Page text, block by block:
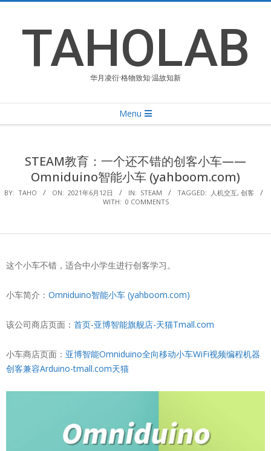
contentTAHOLAB
华月凌衍·格物致知·温故知新
Navigation
Menu
STEAM教育：一个还不错的创客小车——
Omniduino智能小车 (yahboom.com)
BY: TAHO ON: 2021年6月12日 IN: STEAM TAGGED: 人机交互, 创客
WITH: 0 COMMENTS
这个小车不错，适合中小学生进行创客学习。
小车简介： Omniduino智能小车 (yahboom.com)
该公司商店页面： 首页-亚博智能旗舰店-天猫Tmall.com
小车商店页面： 亚博智能Omniduino全向移动小车WiFi视频编程机器
创客兼容Arduino-tmall.com天猫